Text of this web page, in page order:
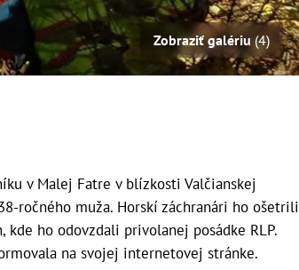
Zobraziť galériu (4)
v Malej Fatre v blízkosti Valčianskej
ročného muža. Horskí záchranári ho ošetrili
ho odovzdali privolanej posádke RLP.
na svojej internetovej stránke.